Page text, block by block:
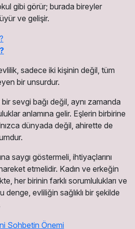
gibi görür; burada bireyler
ve gelişir.
sadece iki kişinin değil, tüm
bir unsurdur.
sevgi bağı değil, aynı zamanda
anlamına gelir. Eşlerin birbirine
dünyada değil, ahirette de
saygı göstermeli, ihtiyaçlarını
etmelidir. Kadın ve erkeğin
her birinin farklı sorumlulukları ve
denge, evliliğin sağlıklı bir şekilde